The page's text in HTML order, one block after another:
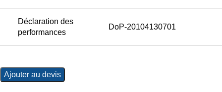
Déclaration des
performances
DoP-20104130701
Ajouter au devis